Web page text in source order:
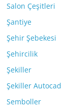
Salon Çeşitleri
Şantiye
Şehir Şebekesi
Şehircilik
Şekiller
Şekiller Autocad
Semboller